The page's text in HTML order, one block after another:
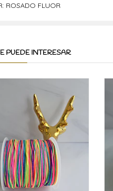
ROSADO FLUOR
PUEDE INTERESAR